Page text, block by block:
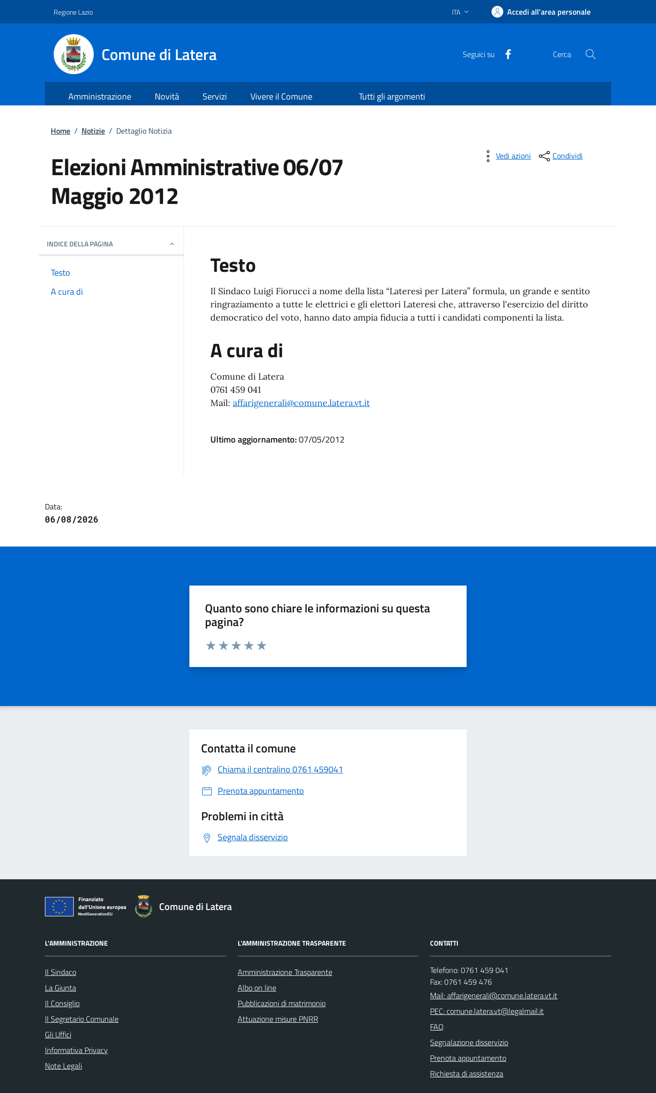
Regione Lazio Lingua attiva:
ITA Accedi all'area personale
Comune di Latera Seguici su Cerca
Amministrazione Novità Servizi Vivere il Comune
Tutti gli argomenti
Home / Notizie / Dettaglio Notizia
Elezioni Amministrative 06/07
Maggio 2012
Dettagli della notizia
Vedi azioni Condividi
INDICE DELLA PAGINA
Testo
A cura di
Testo
Il Sindaco Luigi Fiorucci a nome della lista “Lateresi per Latera” formula, un grande e sentito
ringraziamento a tutte le elettrici e gli elettori Lateresi che, attraverso l'esercizio del diritto
democratico del voto, hanno dato ampia fiducia a tutti i candidati componenti la lista.
A cura di
Comune di Latera
0761 459 041
Mail: affarigenerali@comune.latera.vt.it
Ultimo aggiornamento:07/05/2012
Data:
06/08/2026
Quanto sono chiare le informazioni su questa
pagina?
Valuta da 1 a 5 stelle la paginaValuta 4 stelle su 5
Valuta 3 stelle su 5
Valuta 2 stelle su 5
Valuta 1 stelle su 5
Contatta il comune
Chiama il centralino 0761 459041
Prenota appuntamento
Problemi in città
Segnala disservizio
Comune di Latera
L'AMMINISTRAZIONE
Il Sindaco
La Giunta
Il Consiglio
Il Segretario Comunale
Gli Uffici
Informativa Privacy
Note Legali
L'AMMINISTRAZIONE TRASPARENTE
Amministrazione Trasparente
Albo on line
Pubblicazioni di matrimonio
Attuazione misure PNRR
CONTATTI
Telefono: 0761 459 041
Fax: 0761 459 476
Mail: affarigenerali@comune.latera.vt.it
PEC: comune.latera.vt@legalmail.it
FAQ
Segnalazione disservizio
Prenota appuntamento
Richiesta di assistenza